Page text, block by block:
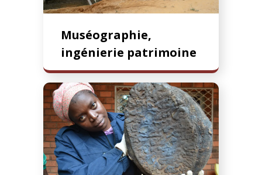
Muséographie,
ingénierie patrimoine